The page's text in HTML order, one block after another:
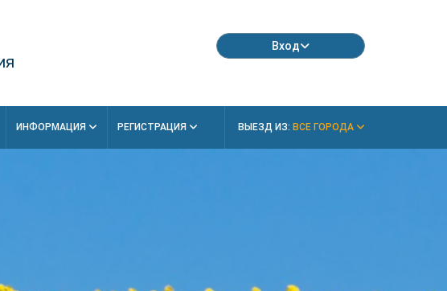
Вход
ИНФОРМАЦИЯ РЕГИСТРАЦИЯ ВЫЕЗД ИЗ: ВСЕ ГОРОДА